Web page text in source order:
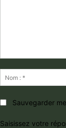
Sauvegarder
Saisissez votre